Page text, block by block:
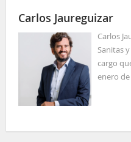
Carlos Jaureguizar
Carlos
Sanitas
cargo
enero de